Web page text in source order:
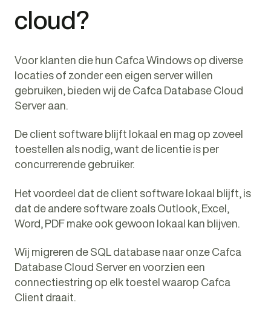
cloud?
Voor klanten die hun Cafca Windows op diverse
locaties of zonder een eigen server willen
gebruiken, bieden wij de Cafca Database Cloud
Server aan.
De client software blijft lokaal en mag op zoveel
toestellen als nodig, want de licentie is per
concurrerende gebruiker.
Het voordeel dat de client software lokaal blijft, is
dat de andere software zoals Outlook, Excel,
Word, PDF make ook gewoon lokaal kan blijven.
Wij migreren de SQL database naar onze Cafca
Database Cloud Server en voorzien een
connectiestring op elk toestel waarop Cafca
Client draait.